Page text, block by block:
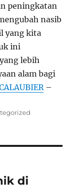
peningkatan
nasib
yang kita
ini
lebih
alam bagi
–
di